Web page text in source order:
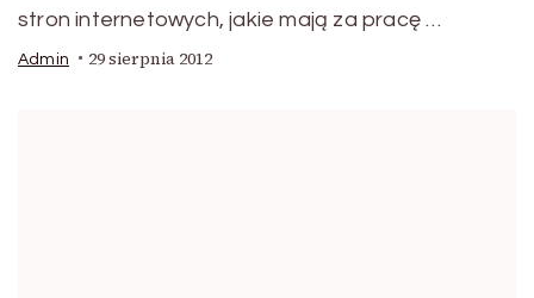
stron internetowych, jakie mają za pracę …
Admin 29 sierpnia 2012